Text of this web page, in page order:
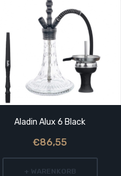
Aladin Alux 6 Black
€86,55
+ WARENKORB